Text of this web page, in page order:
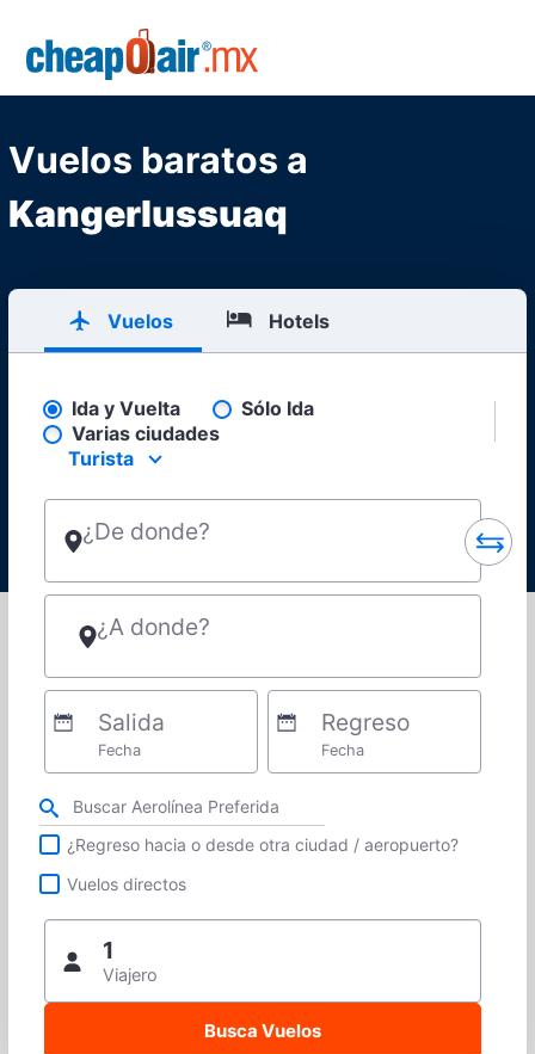
Skip to main content
Vuelos baratos a
Kangerlussuaq
Vuelos Hotels
Pick your flight type
Ida y Vuelta
Sólo Ida
Varias ciudades
Select your preferred seating class.
Turista
¿De donde?
¿A donde?
Salida
Fecha
Regreso
Fecha
Refina tu búsqueda por aerolínea, ciudad o aeropuerto o vuelos directos
¿Regreso hacia o desde otra ciudad / aeropuerto?
Vuelos directos
1
Viajero